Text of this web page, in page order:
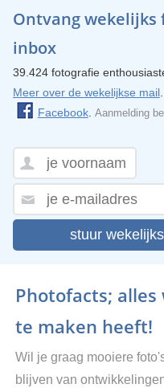
Ontvang
inbox
39.424 fotografie
Meer over de wekelijkse mail
Facebook. Aanmelding
stuur
Photofacts;
te maken heeft!
Wil je graag mooiere
blijven van